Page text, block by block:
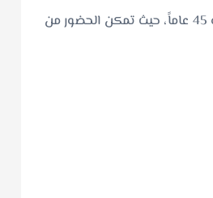
وكان العرض بمثابة احتفاء بمكانة إيلي صعب الرفيعة في عالم الموضة التي استمرت نحو 45 عاماً، حيث تمكن الحضور من